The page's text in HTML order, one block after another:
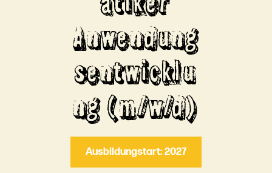
Anwendung
sentwicklu
ng (m/w/d)
Ausbildungstart: 2027